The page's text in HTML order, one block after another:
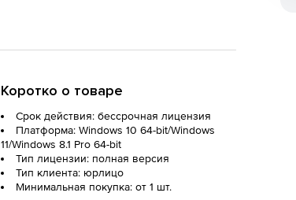
Коротко о товаре
Срок действия: бессрочная лицензия
Платформа: Windows 10 64-bit/Windows
11/Windows 8.1 Pro 64-bit
Тип лицензии: полная версия
Тип клиента: юрлицо
Минимальная покупка: от 1 шт.